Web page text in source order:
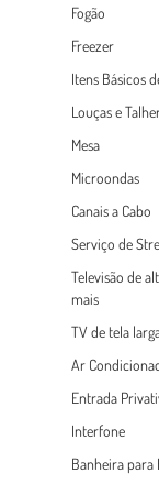
Fogão
Freezer
Itens Básicos
Louças e
Mesa
Microondas
Canais a Cabo
Serviço de
Televisão de
mais
TV de tela
Ar
Entrada
Interfone
Banheira para